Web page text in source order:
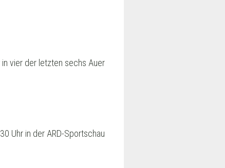
vier der letzten sechs Auer
Uhr in der ARD-Sportschau